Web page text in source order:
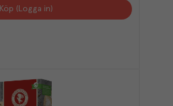
Köp (Logga in)